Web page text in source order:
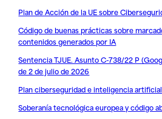
Plan de Acción de la UE sobre
Código de buenas prácticas sobre
contenidos generados por IA
Sentencia TJUE. Asunto C-738/22 P
de 2 de julio de 2026
Plan ciberseguridad e inteligencia artificial
Soberanía tecnológica europea y código